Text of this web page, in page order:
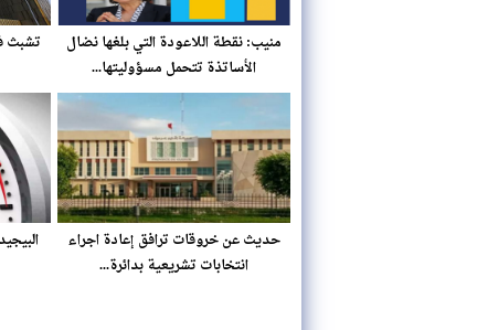
منيب: نقطة اللاعودة التي بلغها نضال
الأساتذة تتحمل مسؤوليتها...
تشبث
حديث عن خروقات ترافق إعادة اجراء
انتخابات تشريعية بدائرة...